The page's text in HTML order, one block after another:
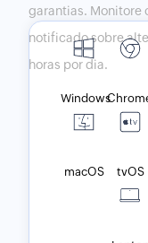
garantias. Monitore
notificado sobre
horas por dia.
Windows
macOS tvOS